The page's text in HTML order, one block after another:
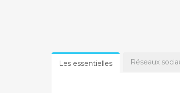
Les essentielles Réseaux